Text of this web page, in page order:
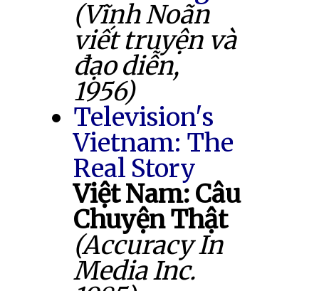
(Vĩnh Noãn
viết truyện và
đạo diễn,
1956)
Television's
Vietnam: The
Real Story
Việt Nam: Câu
Chuyện Thật
(Accuracy In
Media Inc.